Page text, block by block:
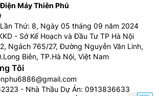
sóc vải mỏng
giúp giúp kéo dài tuổi thọ cho
yêu thích của bạn nhờ chuyển động
mực nước tối ưu. DelicatesPlus sẽ
cho mọi loại vải mỏng, bao gồm
Máy Thiên Phú
Thứ: 8, Ngày 05 tháng 09 năm 2024
- Sở Kế Hoạch và Đầu Tư TP Hà Nội
Ngách 765/27, Đường Nguyễn Văn Linh,
Biên, TP.Hà Nội, Việt Nam
Tôi
- Nhà Thầu Dự Án: 0913836633